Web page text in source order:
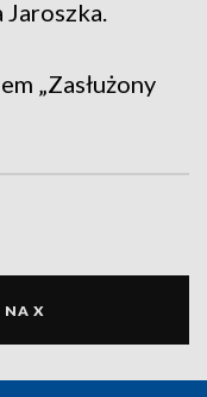
„Zasłużony
NA X